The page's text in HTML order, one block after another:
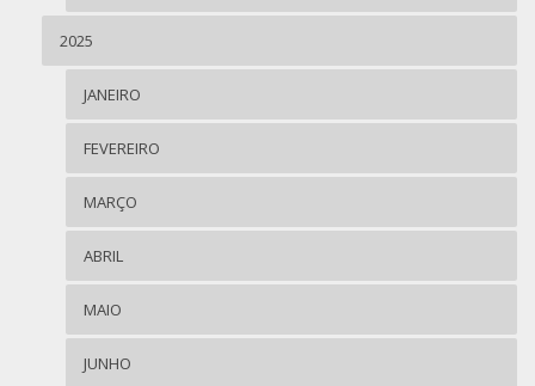
2025
JANEIRO
FEVEREIRO
MARÇO
ABRIL
MAIO
JUNHO